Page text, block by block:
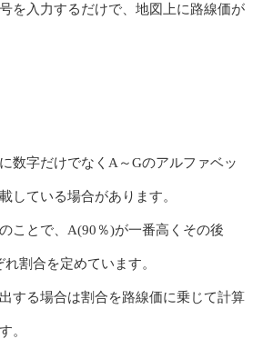
を入力するだけで、地図上に路線価が
数字だけでなくA～Gのアルファベッ
している場合があります。
ことで、A(90％)が一番高くその後
割合を定めています。
する場合は割合を路線価に乗じて計算
。